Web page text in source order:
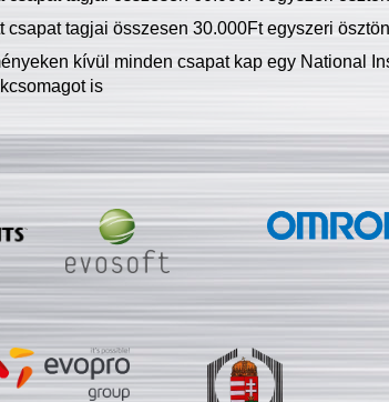
csapat tagjai összesen 30.000Ft egyszeri
kívül minden csapat kap egy National
is